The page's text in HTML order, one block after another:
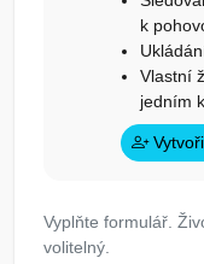
k
Vlastní
jedním
Vyplňte formulář.
volitelný.